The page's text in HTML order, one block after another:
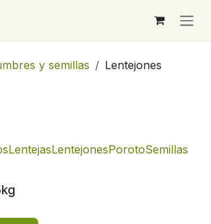
y semillas Lentejones
LentejasLentejonesPorotoSemillas